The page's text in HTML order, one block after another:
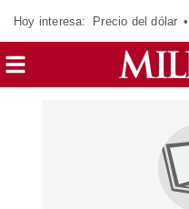
Hoy interesa: Precio del dólar